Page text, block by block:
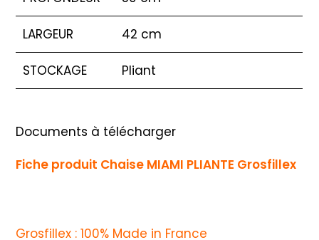
LARGEUR 42 cm
STOCKAGE Pliant
Documents à télécharger
Fiche produit Chaise MIAMI PLIANTE Grosfillex
Grosfillex : 100% Made in France